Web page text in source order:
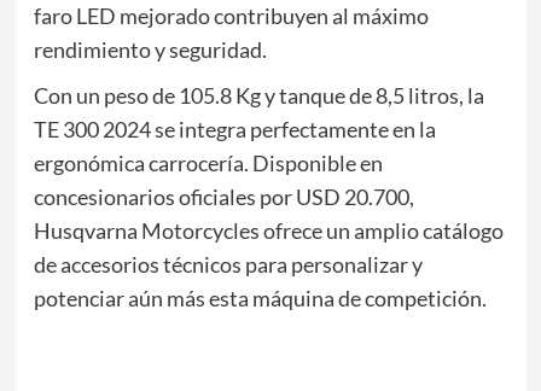
faro LED mejorado contribuyen al máximo
rendimiento y seguridad.
Con un peso de 105.8 Kg y tanque de 8,5 litros, la
TE 300 2024 se integra perfectamente en la
ergonómica carrocería. Disponible en
concesionarios oficiales por USD 20.700,
Husqvarna Motorcycles ofrece un amplio catálogo
de accesorios técnicos para personalizar y
potenciar aún más esta máquina de competición.